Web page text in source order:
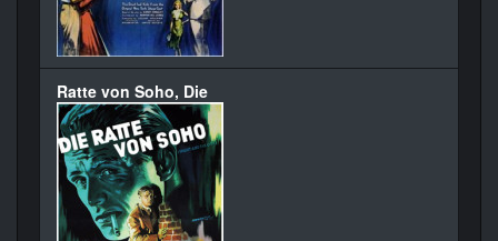
Ratte von Soho, Die